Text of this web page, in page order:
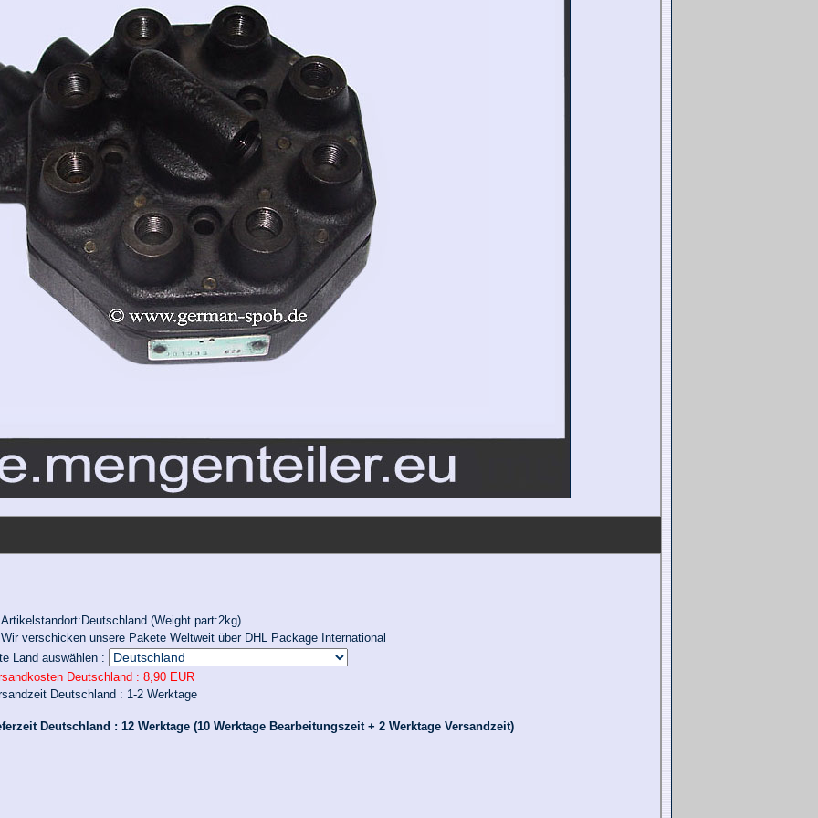
Artikelstandort:Deutschland (Weight part:2kg)
Wir verschicken unsere Pakete Weltweit über DHL Package International
Land auswählen :
Deutschland : 8,90 EUR
Deutschland : 1-2 Werktage
Deutschland : 12 Werktage (10 Werktage Bearbeitungszeit + 2 Werktage Versandzeit)